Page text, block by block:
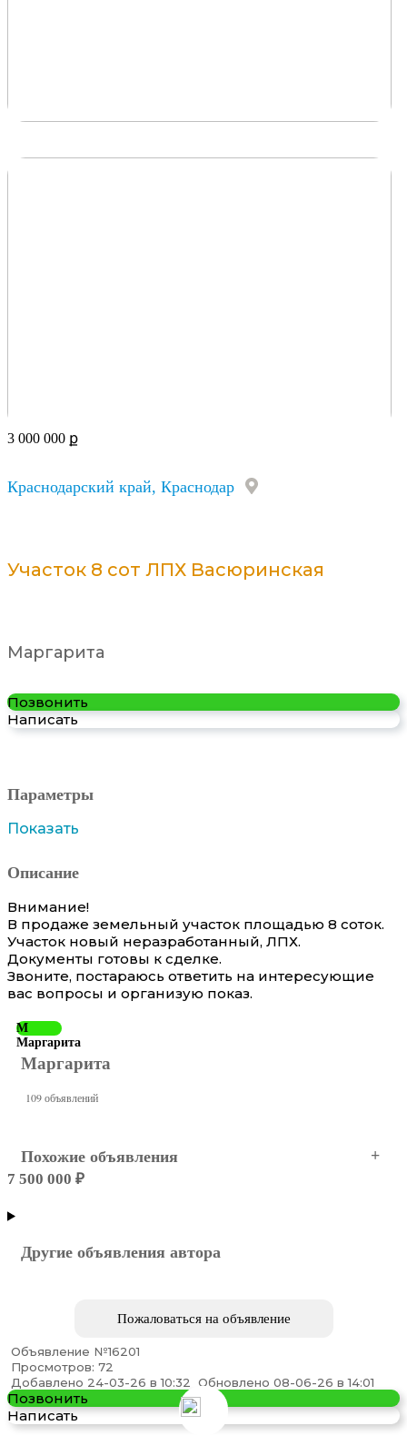
3 000 000 ք
Краснодарский край, Краснодар
Участок 8 сот ЛПХ Васюринская
Маргарита
Позвонить
Написать
Параметры
Показать
Описание
Внимание!
В продаже земельный участок площадью 8 соток.
Участок новый неразработанный, ЛПХ.
Документы готовы к сделке.
Звоните, постараюсь ответить на интересующие
вас вопросы и организую показ.
М
Маргарита
Маргарита
109 объявлений
Похожие объявления
Участок 9.8 сот п. Пригородный
7 500 000 ₽
Другие объявления автора
Пожаловаться на объявление
Объявление №16201
Просмотров: 72
Добавлено 24-03-26 в 10:32
Обновлено 08-06-26 в 14:01
Позвонить
Написать